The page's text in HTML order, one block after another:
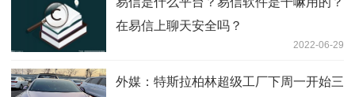
在易信上聊天安全吗？
2022-06-29
外媒：特斯拉柏林超级工厂下周一开始三